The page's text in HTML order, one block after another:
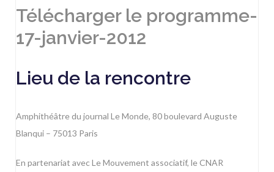
Télécharger le programme-
17-janvier-2012
Lieu de la rencontre
Amphithéâtre du journal Le Monde, 80 boulevard Auguste
Blanqui – 75013 Paris
En partenariat avec Le Mouvement associatif, le CNAR